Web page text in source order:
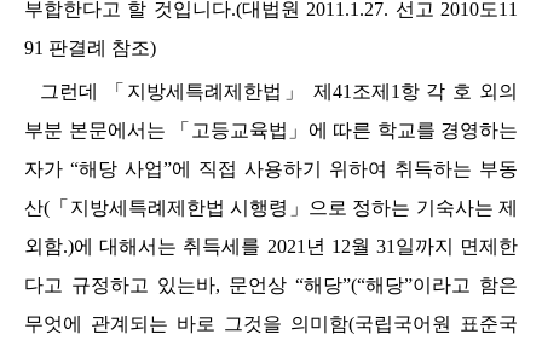
부합한다고 할 것입니다.(대법원 2011.1.27. 선고 2010도11
91 판결례 참조)
그런데 「 지방세특례제한법 」 제 41 조제 1 항 각 호 외의
부분 본문에서는
「 고등교육법 」 에 따른 학교를 경영하는
자가 “해당 사업”에 직접 사용하기 위하여 취득하는 부동
산( 「 지방세특례제한법 시행령 」
으로 정하는 기숙사는 제
외함.)에 대해서는 취득세를 2021 년 12월 31 일까지 면제한
다고 규정하고 있는바, 문언상 “해당”(“해당”이라고 함은
무엇에 관계되는 바로 그것을 의미함(국립국어원 표준국